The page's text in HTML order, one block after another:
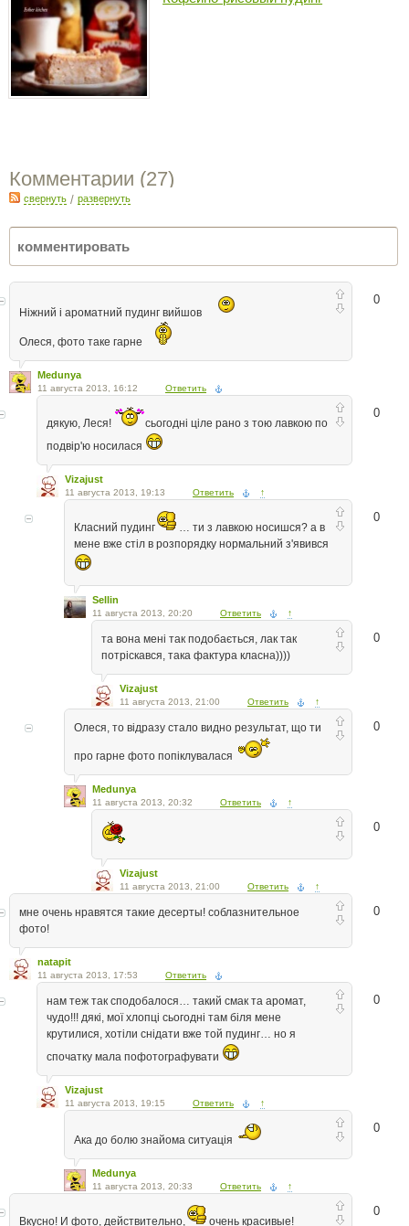
Комментарии (27)
свернуть / развернуть
0
Ніжний і ароматний пудинг вийшов
Олеся, фото таке гарне
Medunya
11 августа 2013, 16:12 Ответить
0
дякую, Леся!
сьогодні ціле рано з тою лавкою по
подвір'ю носилася
Vizajust
11 августа 2013, 19:13 Ответить ↑
0
Класний пудинг
… ти з лавкою носишся? а в
мене вже стіл в розпорядку нормальний з'явився
Sellin
11 августа 2013, 20:20 Ответить ↑
0
та вона мені так подобається, лак так
потріскався, така фактура класна))))
Vizajust
11 августа 2013, 21:00 Ответить ↑
0
Олеся, то відразу стало видно результат, що ти
про гарне фото попіклувалася
Medunya
11 августа 2013, 20:32 Ответить ↑
0
Vizajust
11 августа 2013, 21:00 Ответить ↑
0
мне очень нравятся такие десерты! соблазнительное
фото!
natapit
11 августа 2013, 17:53 Ответить
0
нам теж так сподобалося… такий смак та аромат,
чудо!!! дякі, мої хлопці сьогодні там біля мене
крутилися, хотіли снідати вже той пудинг… но я
спочатку мала пофотографувати
Vizajust
11 августа 2013, 19:15 Ответить ↑
0
Ака до болю знайома ситуація
Medunya
11 августа 2013, 20:33 Ответить ↑
0
Вкусно! И фото, действительно, очень красивые!